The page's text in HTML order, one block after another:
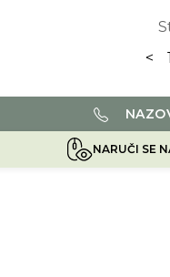
<
1
NARUČI SE